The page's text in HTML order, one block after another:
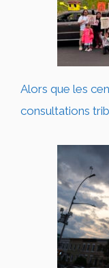
Alors que les
consultations